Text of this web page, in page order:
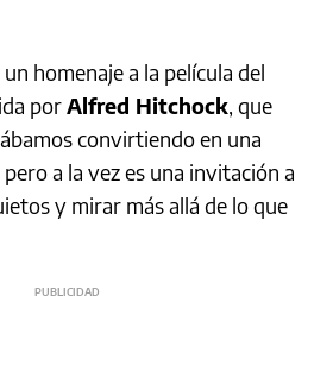
homenaje a la película del
porAlfred Hitchock, que
convirtiendo en una
a la vez es una invitación a
y mirar más allá de lo que